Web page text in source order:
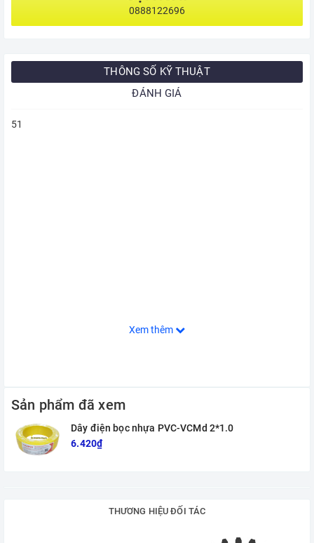
0888122696
THÔNG SỐ KỸ THUẬT
ĐÁNH GIÁ
51
Xem thêm
Sản phẩm đã xem
Dây điện bọc nhựa PVC-VCMd 2*1.0
6.420₫
THƯƠNG HIỆU ĐỐI TÁC